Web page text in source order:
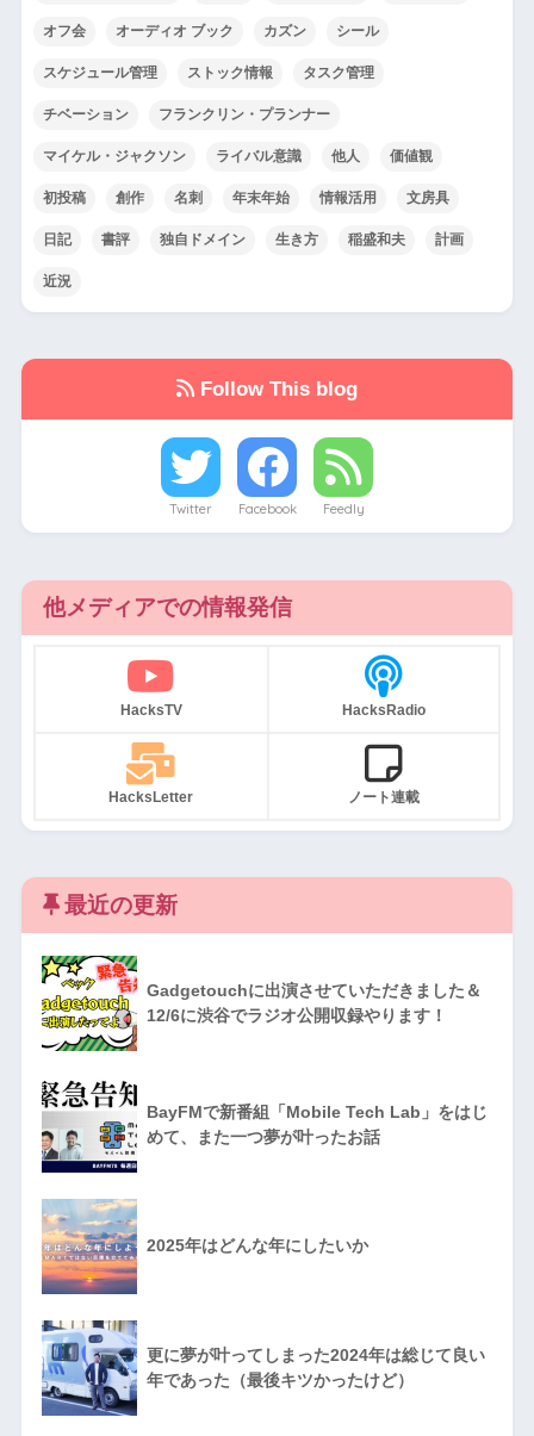
オフ会 オーディオ ブック カズン シール
スケジュール管理 ストック情報 タスク管理
チベーション フランクリン・プランナー
マイケル・ジャクソン ライバル意識 他人 価値観
初投稿 創作 名刺 年末年始 情報活用 文房具
日記 書評 独自ドメイン 生き方 稲盛和夫 計画
近況
Follow This blog
Twitter Facebook Feedly
他メディアでの情報発信
HacksTV HacksRadio
HacksLetter ノート連載
最近の更新
Gadgetouchに出演させていただきました＆
12/6に渋谷でラジオ公開収録やります！
BayFMで新番組「Mobile Tech Lab」をはじ
めて、また一つ夢が叶ったお話
2025年はどんな年にしたいか
更に夢が叶ってしまった2024年は総じて良い
年であった（最後キツかったけど）